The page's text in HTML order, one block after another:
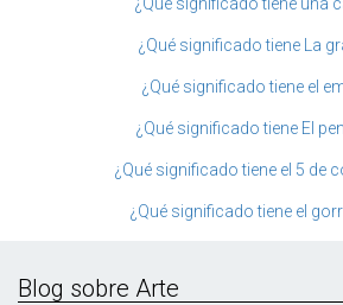
¿Qué significado tiene una
¿Qué significado tiene La
¿Qué significado tiene el
¿Qué significado tiene El
¿Qué significado tiene el 5 de
¿Qué significado tiene el
Blog sobre Arte